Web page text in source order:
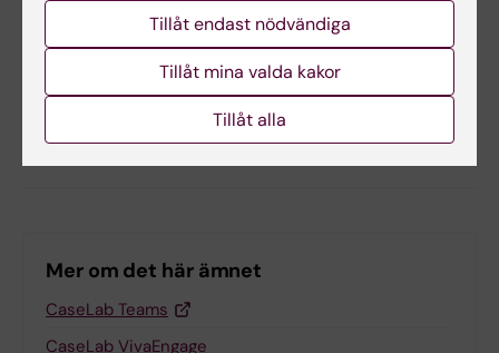
Redaktör:Miriam Mosesson
2026-05-27
Dela
Mer om det här ämnet
CaseLab Teams
CaseLab VivaEngage
Tillåt endast nödvändiga
Tillåt mina valda kakor
Tillåt alla